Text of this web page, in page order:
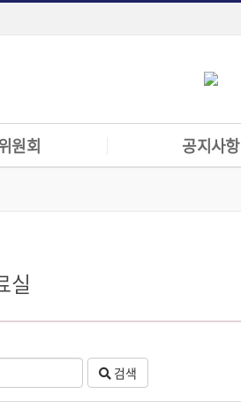
원회
원회
공지사항
실
검색